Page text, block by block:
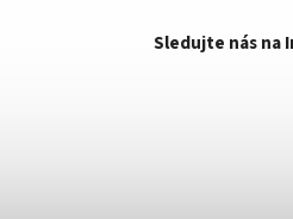
Sledujte nás na